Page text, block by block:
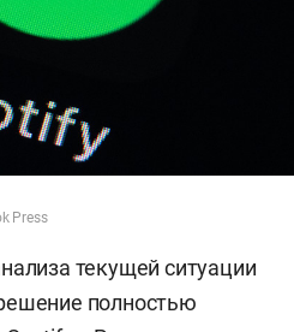
Press
текущей ситуации
полностью